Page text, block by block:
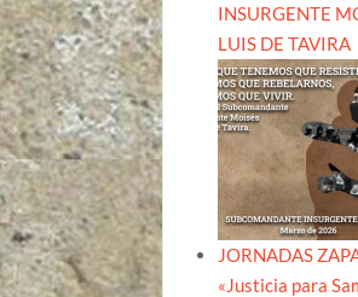
INSURGENTE
LUIS DE TAVIRA
JORNADAS
«Justicia para